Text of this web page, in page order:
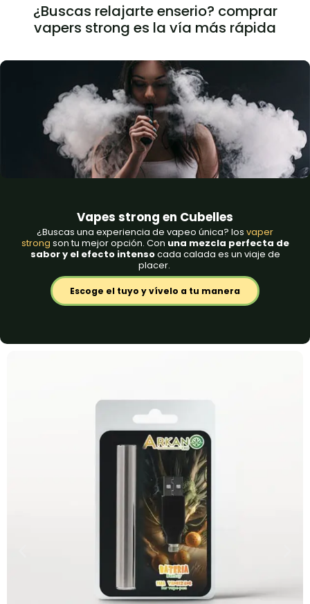
¿Buscas relajarte enserio? comprar
vapers strong es la vía más rápida
Vapes strong en Cubelles
¿Buscas una experiencia de vapeo única? los vaper
strong son tu mejor opción. Con una mezcla perfecta de
sabor y el efecto intensocada calada es un viaje de
placer.
Escoge el tuyo y vívelo a tu manera